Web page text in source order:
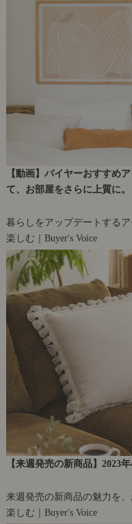
【動画】バイヤーおすすめ
て、お部屋をさらに上質に。
暮らしをアップデートする
楽しむ｜Buyer's Voice
【来週発売の新商品】2023
来週発売の新商品の魅力を、
楽しむ｜Buyer's Voice